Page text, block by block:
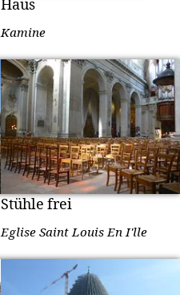
Haus
Kamine
Stühle frei
Eglise Saint Louis En I'lle